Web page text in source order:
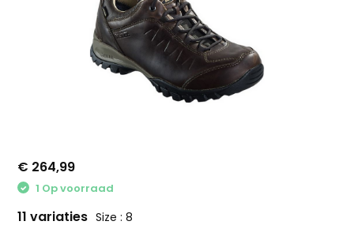
€ 264,99
1 Op voorraad
11 variaties Size : 8